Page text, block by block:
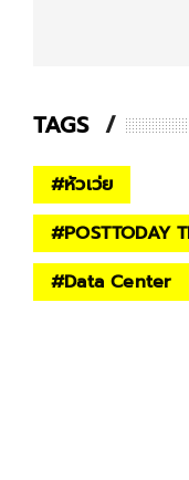
TAGS
#หัวเว่ย
#POSTTODAY
#Data Center